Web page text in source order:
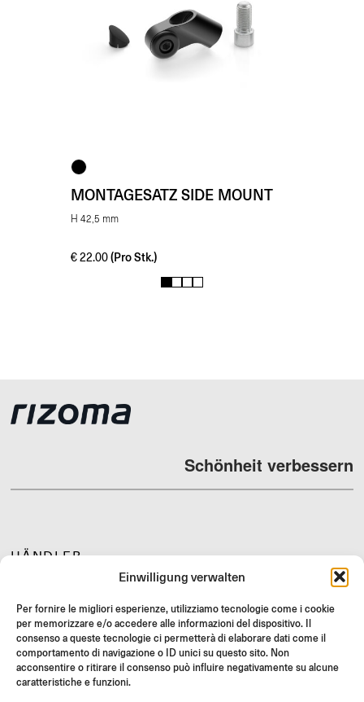
Einwilligung verwalten
Per fornire le migliori esperienze, utilizziamo tecnologie come i cookie
per memorizzare e/o accedere alle informazioni del dispositivo. Il
consenso a queste tecnologie ci permetterà di elaborare dati come il
comportamento di navigazione o ID unici su questo sito. Non
acconsentire o ritirare il consenso può influire negativamente su alcune
caratteristiche e funzioni.
MONTAGESATZ SIDE MOUNT
H 42,5 mm
€22.00 (Pro Stk.)
1 2 3 4
Schönheit verbessern
HÄNDLER
SUPPORT & FAQ
RÜCKGABE
MONTAGEANLEITUNG
GIFT CARD
LIMITIERTE ANGEBOTE